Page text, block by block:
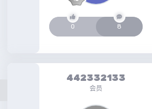
0 8
442332133
会员